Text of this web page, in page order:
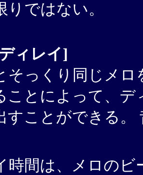
ではない。
ィレイ]
っくり同じメロ
ことによって、
すことができる
間は、メロのビ